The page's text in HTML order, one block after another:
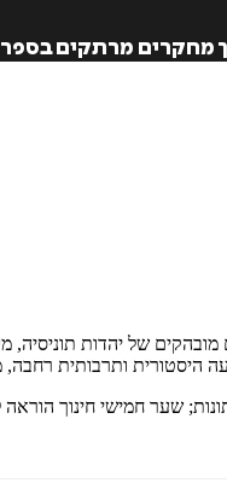
מרתקים
מובהקים של יהדות
היסטורית ותרבותית
שער חמישי חינוך